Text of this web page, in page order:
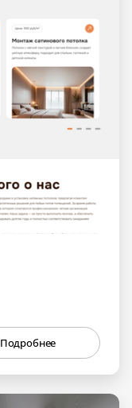
Подробнее